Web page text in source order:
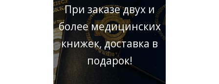
При заказе двух и
более медицинских
книжек, доставка в
подарок!